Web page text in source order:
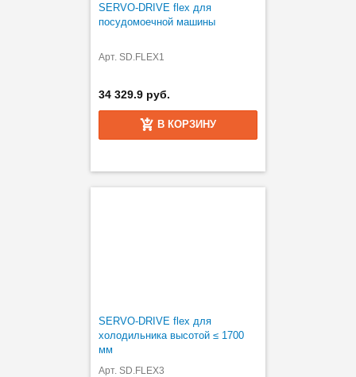
SERVO-DRIVE flex для
посудомоечной машины
Арт. SD.FLEX1
34 329.9 руб.
В КОРЗИНУ
SERVO-DRIVE flex для
холодильника высотой ≤ 1700
мм
Арт. SD.FLEX3